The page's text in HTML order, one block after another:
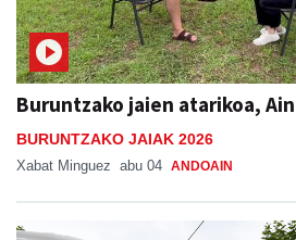
Buruntzako jaien atarikoa,
BURUNTZAKO JAIAK 2026
Xabat Minguez abu 04 ANDOAIN